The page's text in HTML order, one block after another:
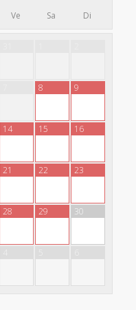
Ve Sa Di
8 9
14 15 16
21 22 23
28 29 30